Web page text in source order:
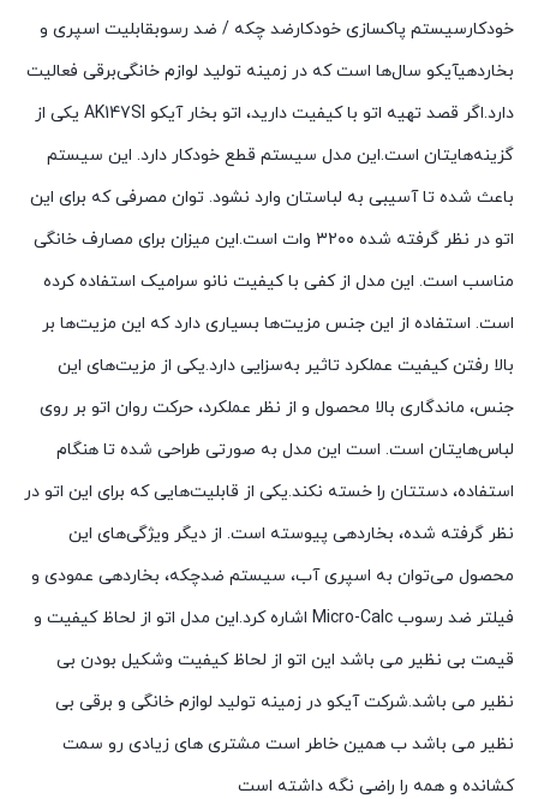
خودکارسیستم پاکسازی خودکارضد چکه / ضد رسوبقابلیت اسپری و
بخاردهیآیکو سال‌ها است که در زمینه تولید لوازم خانگی‌برقی فعالیت
دارد.اگر قصد تهیه اتو با کیفیت دارید، اتو بخار آیکو AK147SI یکی از
گزینه‌هایتان است.این مدل سیستم قطع خودکار دارد. این سیستم
باعث شده تا آسیبی به لباستان وارد نشود. توان مصرفی که برای این
اتو در نظر گرفته شده ۳۲۰۰ وات است.این میزان برای مصارف خانگی
مناسب است. این مدل از کفی با کیفیت نانو سرامیک استفاده کرده
است. استفاده از این جنس مزیت‌ها بسیاری دارد که این مزیت‌ها بر
بالا رفتن کیفیت عملکرد تاثیر به‌سزایی دارد.یکی از مزیت‌های این
جنس، ماندگاری بالا محصول و از نظر عملکرد، حرکت روان اتو بر روی
لباس‌هایتان است. است این مدل به صورتی طراحی شده تا هنگام
استفاده، دستتان را خسته نکند.یکی از قابلیت‌‌هایی که برای این اتو در
نظر گرفته شده، بخاردهی پیوسته است. از دیگر ویژگی‌های این
محصول می‌توان به اسپری آب، سیستم ضدچکه، بخاردهی عمودی و
فیلتر ضد رسوب Micro-Calc اشاره کرد.این مدل اتو از لحاظ کیفیت و
قیمت بی نظیر می باشد این اتو از لحاظ کیفیت وشکیل بودن بی
نظیر می باشد.شرکت آیکو در زمینه تولید لوازم خانگی و برقی بی
نظیر می باشد ب همین خاطر است مشتری های زیادی رو سمت
کشانده و همه را راضی نگه داشته است